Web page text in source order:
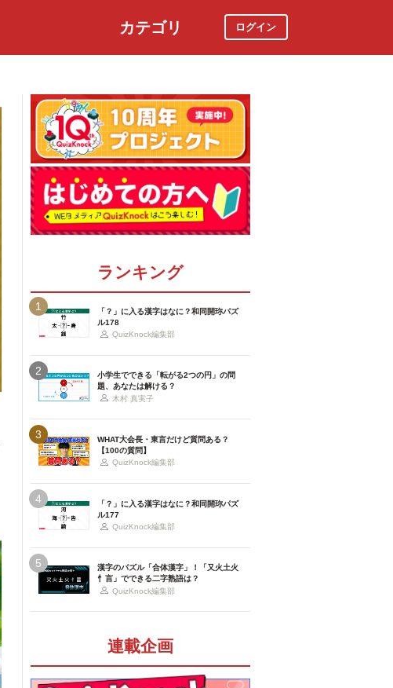
カテゴリ ログイン
ランキング
1
「？」に入る漢字はなに？和同開珎パズ
ル178
QuizKnock編集部
2
小学生でできる「転がる2つの円」の問
題、あなたは解ける？
木村 真実子
3
WHAT大会長・東言だけど質問ある？
【100の質問】
QuizKnock編集部
4
「？」に入る漢字はなに？和同開珎パズ
ル177
QuizKnock編集部
5
漢字のパズル「合体漢字」！「又火土火
忄言」でできる二字熟語は？
QuizKnock編集部
連載企画